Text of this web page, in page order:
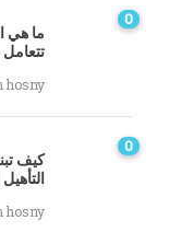
0
ما هي
تتعامل
hosny
0
كيف
hosny